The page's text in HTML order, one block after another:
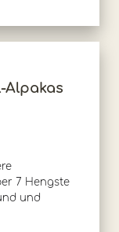
Alpakas
7 Hengste
und